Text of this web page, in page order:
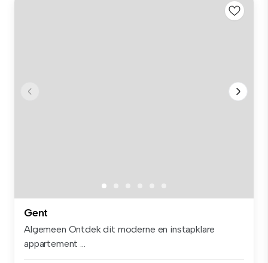
Gent
Algemeen Ontdek dit moderne en instapklare
appartement ...